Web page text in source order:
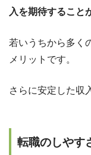
入を期待すること
若いうちから多く
メリットです。
さらに安定した収
転職のしやす